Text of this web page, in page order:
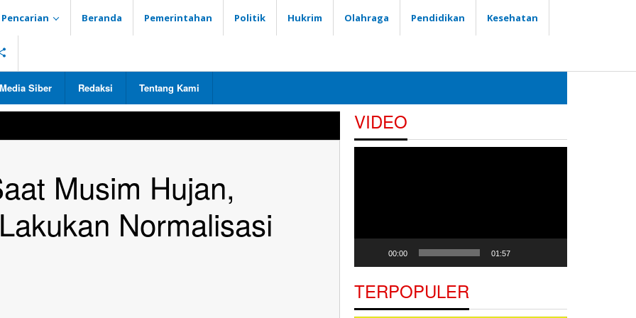
Pencarian Beranda Pemerintahan Politik Hukrim Olahraga Pendidikan Kesehatan
Siber Redaksi Tentang Kami
Musim Hujan,
Normalisasi
VIDEO
00:00 01:57
TERPOPULER